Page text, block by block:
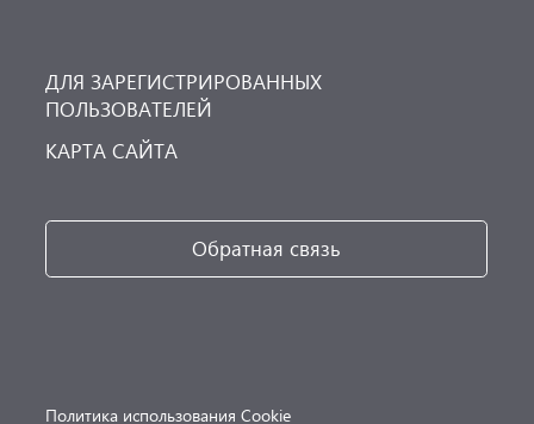
ДЛЯ ЗАРЕГИСТРИРОВАННЫХ
ПОЛЬЗОВАТЕЛЕЙ
КАРТА САЙТА
Обратная связь
Политика использования Cookie